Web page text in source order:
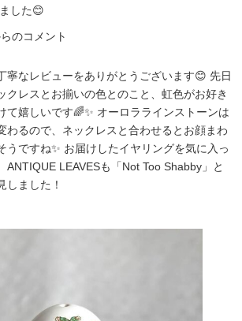
した😊
のコメント
寧なレビューをありがとうございます😊 先日
クレスとお揃いの色とのこと、虹色がお好き
て嬉しいです🌈✨ オーロララインストーンは
わるので、ネックレスと合わせるとお顔まわ
うですね✨ お届けしたイヤリングを気に入っ
ANTIQUE LEAVESも「Not Too Shabby」と
しました！